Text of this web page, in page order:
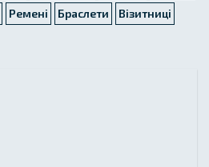
Ремені Браслети
Візитниці